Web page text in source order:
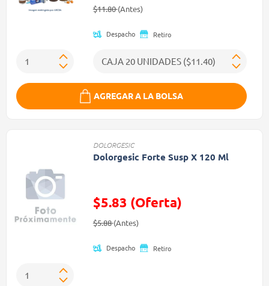
Precio reducido de
$11.80(Antes)(Oferta)
Despacho Retiro
AGREGAR A LA BOLSA
DOLORGESIC
Dolorgesic Forte Susp X 120 Ml
$5.83 (Oferta)
Precio reducido de
$5.88(Antes)(Oferta)
Despacho Retiro